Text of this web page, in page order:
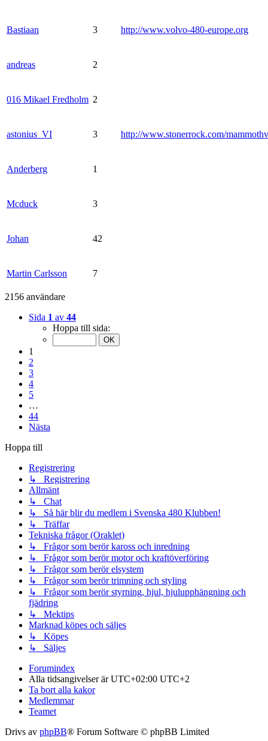
Bastiaan 3 http://www.volvo-480-europe.org
andreas 2
016 Mikael Fredholm 2
astonius_VI 3 http://www.stonerrock.com/
Anderberg 1
Mcduck 3
Johan 42
Martin Carlsson 7
2156 användare
Sida 1 av 44
Hoppa till sida:
1
2
3
4
5
…
44
Nästa
Hoppa till
Registrering
↳ Registrering
Allmänt
↳ Chat
↳ Så här blir du medlem i Svenska 480 Klubben!
↳ Träffar
Tekniska frågor (Oraklet)
↳ Frågor som berör kaross och inredning
↳ Frågor som berör motor och kraftöverföring
↳ Frågor som berör elsystem
↳ Frågor som berör trimning och styling
↳ Frågor som berör styrning, hjul, hjulupphängning och
fjädring
↳ Mektips
Marknad köpes och säljes
↳ Köpes
↳ Säljes
Forumindex
Alla tidsangivelser är UTC+02:00 UTC+2
Ta bort alla kakor
Medlemmar
Teamet
Drivs av phpBB® Forum Software © phpBB Limited